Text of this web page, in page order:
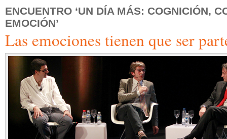
ENCUENTRO ‘UN DÍA MÁS: COGNICIÓN,
EMOCIÓN’
Las emociones tienen que ser